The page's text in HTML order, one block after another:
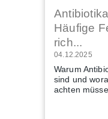
Häufige
rich...
04.12.2025
Warum
sind und
achten